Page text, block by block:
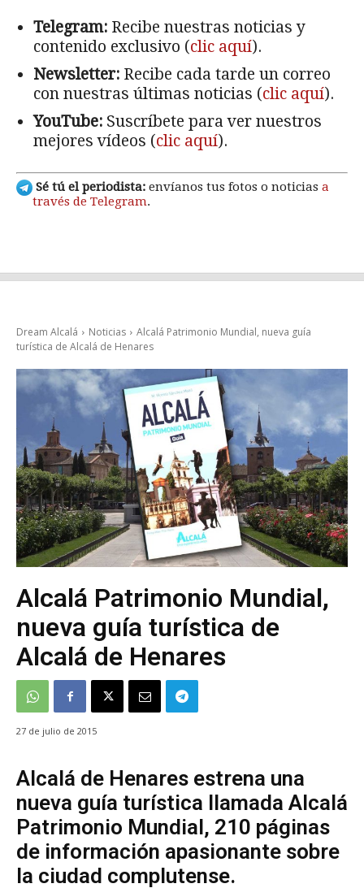
Telegram: Recibe nuestras noticias y
contenido exclusivo (clic aquí).
Newsletter: Recibe cada tarde un correo
con nuestras últimas noticias (clic aquí).
YouTube: Suscríbete para ver nuestros
mejores vídeos (clic aquí).
Sé tú el periodista: envíanos tus fotos o noticias a
través de Telegram.